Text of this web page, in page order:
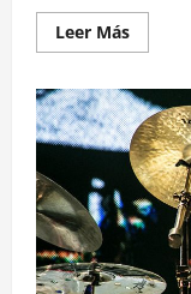
Leer MásLeer
más
El
regreso
de
Foo
a
Los
Angeles
la
muerte